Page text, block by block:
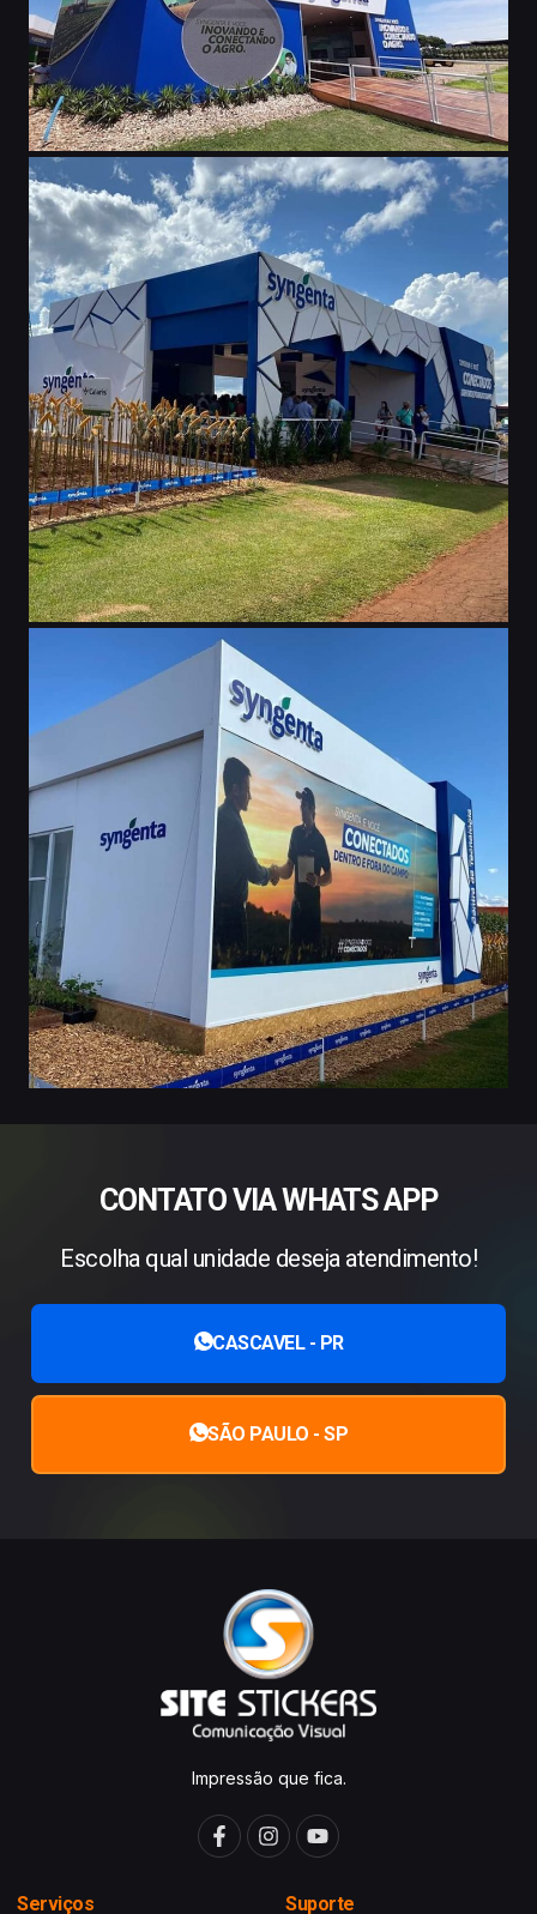
CONTATO VIA WHATS APP
Escolha qual unidade deseja atendimento!
CASCAVEL - PR
SÃO PAULO - SP
Impressão que fica.
Serviços Suporte